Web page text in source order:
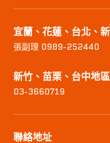
宜蘭、花蓮、台北、
張副理 0989-252440
新竹、苗栗、台中地
03-3660719
聯絡地址